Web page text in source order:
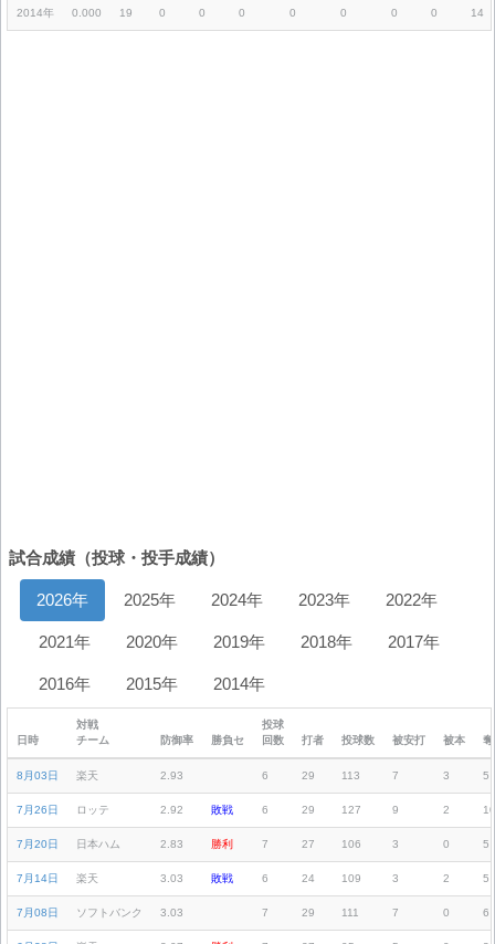
2014年 0.000 19 0 0 0 0 0 0 0 14
試合成績（投球・投手成績）
2026年 2025年 2024年 2023年 2022年
2021年 2020年 2019年 2018年 2017年
2016年 2015年 2014年
日時
対戦
チーム
防御率 勝負セ
投球
回数
打者 投球数 被安打 被本
8月03日 楽天 2.93 6 29 113 7 3 5
7月26日 ロッテ 2.92 敗戦 6 29 127 9 2 10
7月20日 日本ハム 2.83 勝利 7 27 106 3 0 5
7月14日 楽天 3.03 敗戦 6 24 109 3 2 5
7月08日 ソフトバンク 3.03 7 29 111 7 0 6